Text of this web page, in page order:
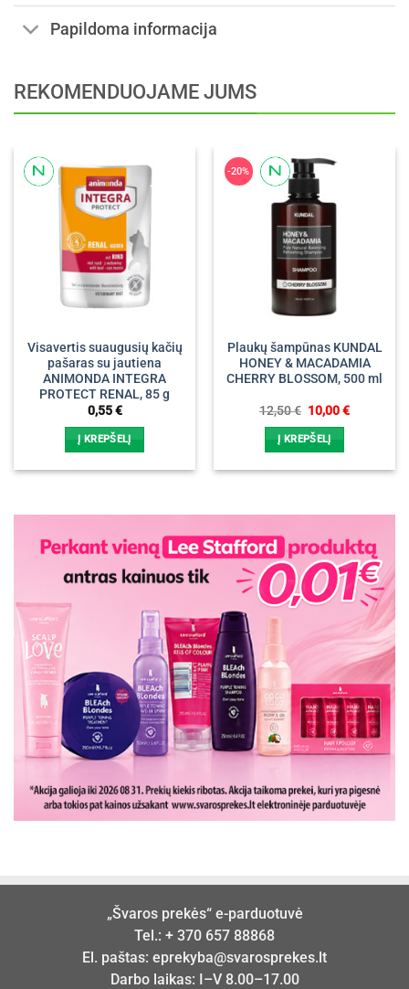
Papildoma informacija
REKOMENDUOJAME JUMS
Visavertis suaugusių kačių
pašaras su jautiena
ANIMONDA INTEGRA
PROTECT RENAL, 85 g
0,55€
Į KREPŠELĮ
-20%
Plaukų šampūnas KUNDAL
HONEY & MACADAMIA
CHERRY BLOSSOM, 500 ml
12,50€ Original
price
was:
12,50 €.
10,00€Current
Į KREPŠELĮ
„Švaros prekės“ e-parduotuvė
Tel.: + 370 657 88868
El. paštas: eprekyba@svarosprekes.lt
Darbo laikas: I–V 8.00–17.00